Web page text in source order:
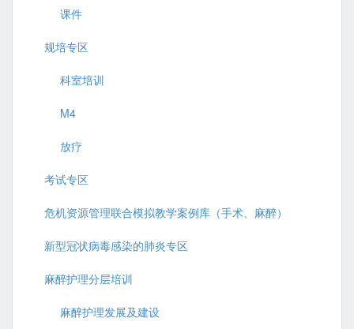
课件
规培专区
科室培训
M4
放疗
考试专区
危机资源管理联合模拟教学案例库（手术、麻醉）
新型冠状病毒感染的肺炎专区
麻醉护理分层培训
麻醉护理发展及建设